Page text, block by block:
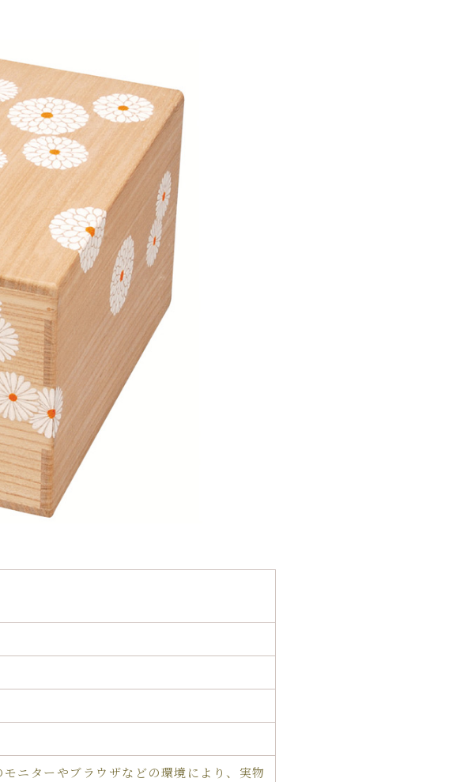
ニターやブラウザなどの環境により、実物